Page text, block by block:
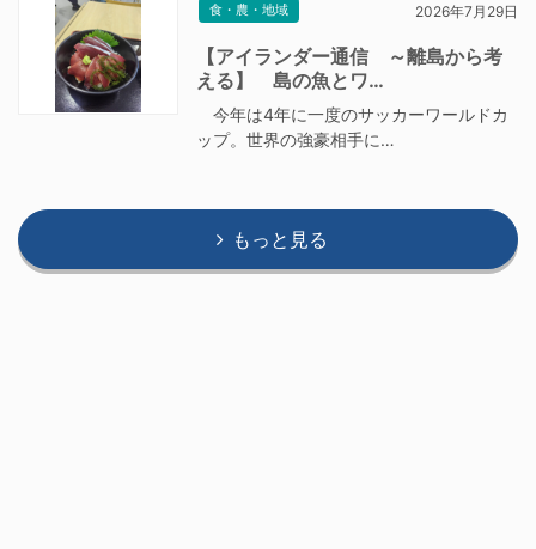
食・農・地域 2026年7月29日
【アイランダー通信 ～離島から考
える】 島の魚とワ…
今年は4年に一度のサッカーワールドカ
ップ。世界の強豪相手に…
もっと見る